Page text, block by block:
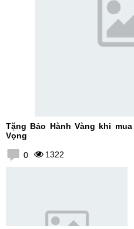
Tặng Bảo Hành Vàng khi
Vọng
0 1322